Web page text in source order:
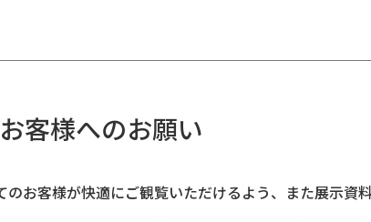
お客様へのお願い
のお客様が快適にご観覧いただけるよう、また展示資